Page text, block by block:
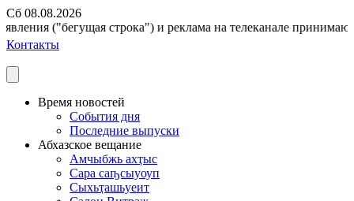
Сб 08.08.2026
("бегущая строка") и реклама на телеканале
Контакты
Время новостей
События дня
Последние выпуски
Абхазское вещание
Амчыбжь ахҭыс
Сара саҧсыуоуп
Сыхьҭашьуеит